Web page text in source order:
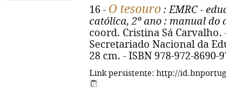
16 - O tesouro : EMRC -
católica, 2º ano : manual do
coord. Cristina Sá Carvalho.
Secretariado Nacional da
28 cm. - ISBN 978-972-8690-
Link persistente: http://